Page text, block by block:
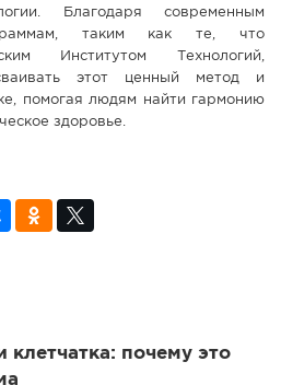
Благодаря современным
таким как те, что
Институтом Технологий,
этот ценный метод и
помогая людям найти гармонию
здоровье.
клетчатка: почему это